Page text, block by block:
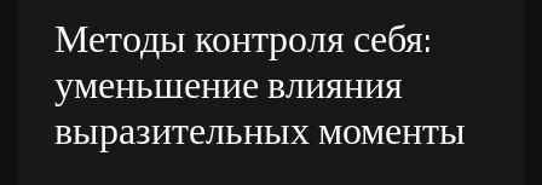
Методы контроля себя:
уменьшение влияния
выразительных моменты